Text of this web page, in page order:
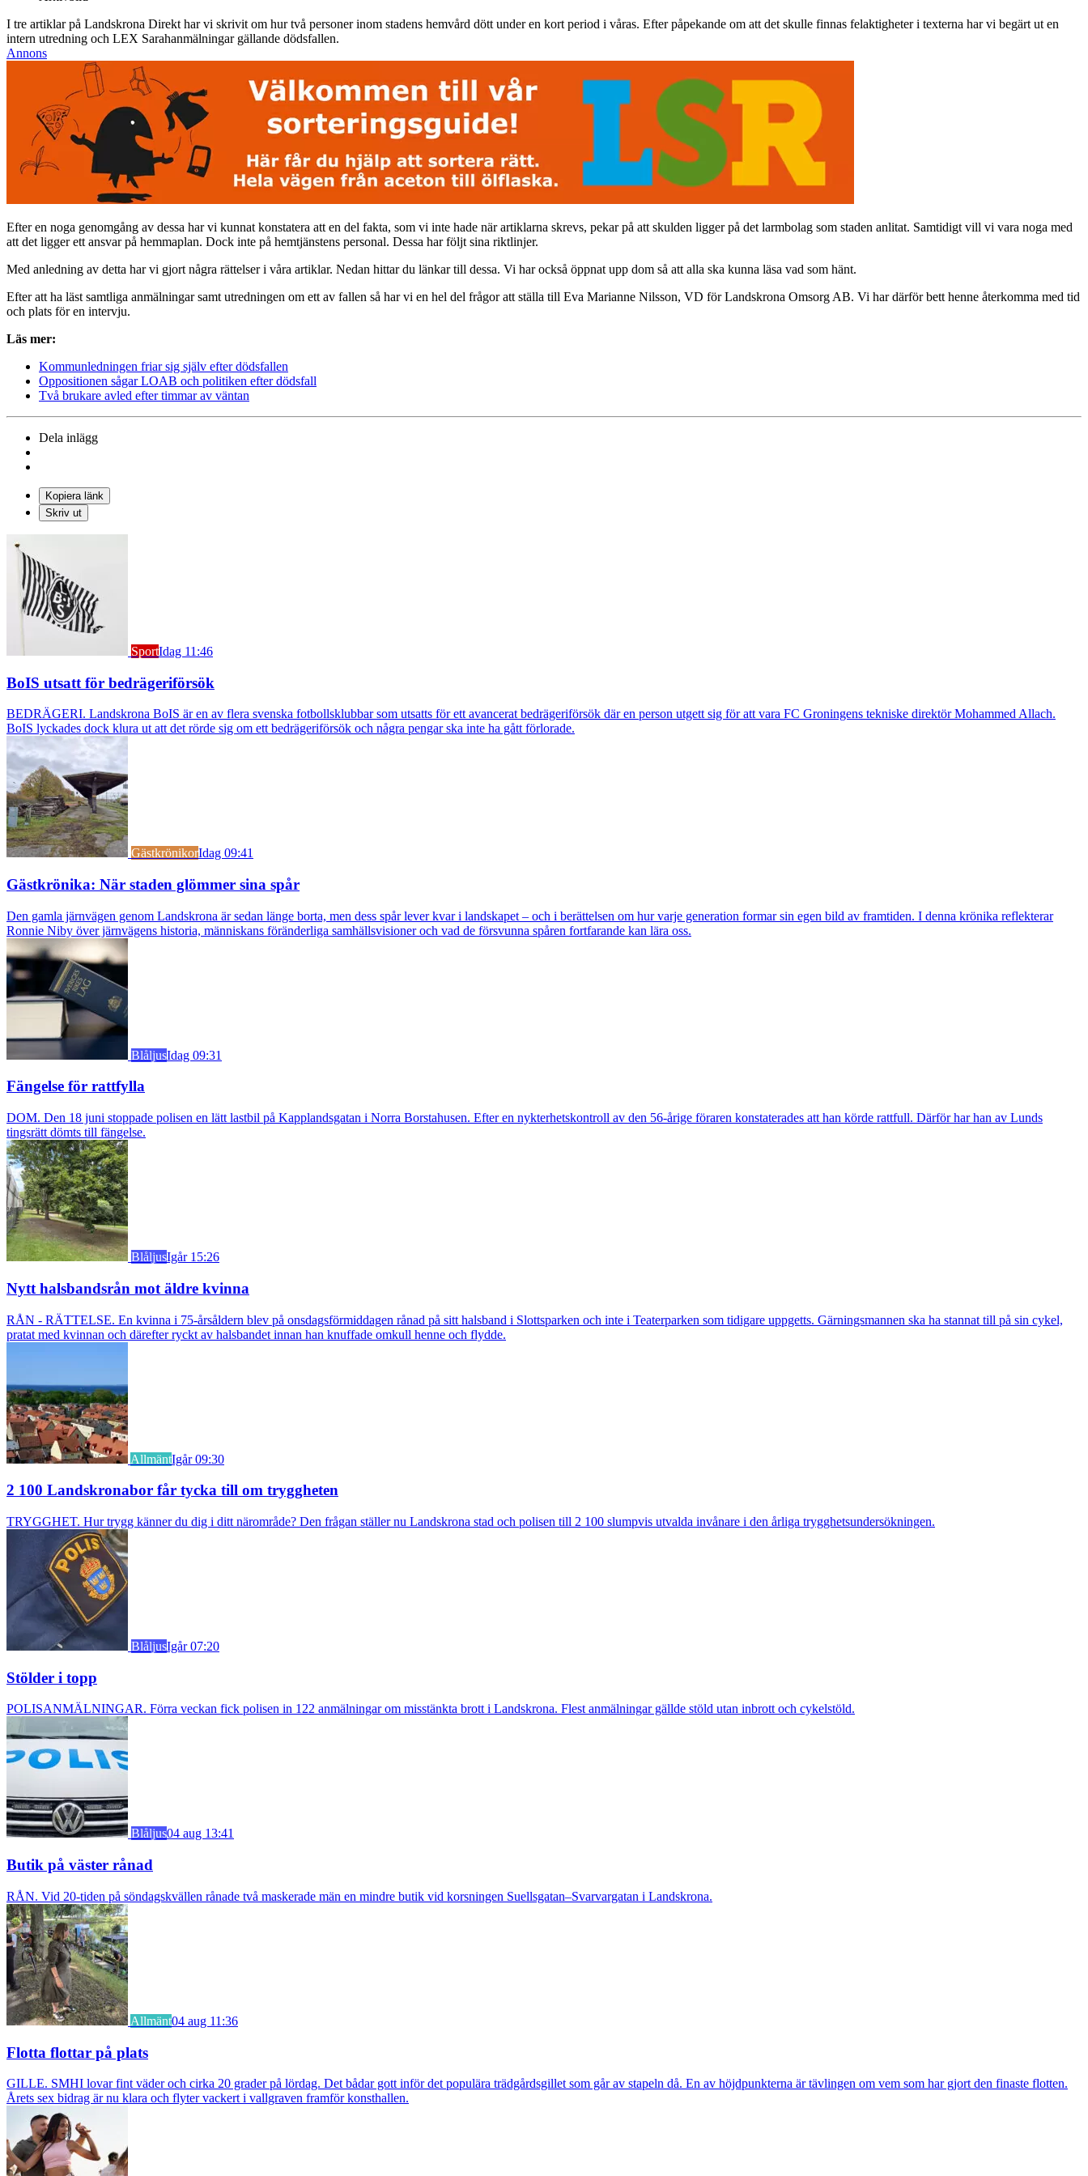
I tre artiklar på Landskrona Direkt har vi skrivit om hur två personer inom stadens hemvård dött under en kort period i våras. Efter påpekande om att det skulle finnas felaktigheter i texterna har vi begärt ut en
intern utredning och LEX Sarahanmälningar gällande dödsfallen.
Annons
Efter en noga genomgång av dessa har vi kunnat konstatera att en del fakta, som vi inte hade när artiklarna skrevs, pekar på att skulden ligger på det larmbolag som staden anlitat. Samtidigt vill vi vara noga med
att det ligger ett ansvar på hemmaplan. Dock inte på hemtjänstens personal. Dessa har följt sina riktlinjer.
Med anledning av detta har vi gjort några rättelser i våra artiklar. Nedan hittar du länkar till dessa. Vi har också öppnat upp dom så att alla ska kunna läsa vad som hänt.
Efter att ha läst samtliga anmälningar samt utredningen om ett av fallen så har vi en hel del frågor att ställa till Eva Marianne Nilsson, VD för Landskrona Omsorg AB. Vi har därför bett henne återkomma med tid
och plats för en intervju.
Läs mer:
Kommunledningen friar sig själv efter dödsfallen
Oppositionen sågar LOAB och politiken efter dödsfall
Två brukare avled efter timmar av väntan
Dela inlägg
Kopiera länk
Skriv ut
SportIdag 11:46
BoIS utsatt för bedrägeriförsök
BEDRÄGERI. Landskrona BoIS är en av flera svenska fotbollsklubbar som utsatts för ett avancerat bedrägeriförsök där en person utgett sig för att vara FC Groningens tekniske direktör Mohammed Allach.
BoIS lyckades dock klura ut att det rörde sig om ett bedrägeriförsök och några pengar ska inte ha gått förlorade.
GästkrönikorIdag 09:41
Gästkrönika: När staden glömmer sina spår
Den gamla järnvägen genom Landskrona är sedan länge borta, men dess spår lever kvar i landskapet – och i berättelsen om hur varje generation formar sin egen bild av framtiden. I denna krönika reflekterar
Ronnie Niby över järnvägens historia, människans föränderliga samhällsvisioner och vad de försvunna spåren fortfarande kan lära oss.
BlåljusIdag 09:31
Fängelse för rattfylla
DOM. Den 18 juni stoppade polisen en lätt lastbil på Kapplandsgatan i Norra Borstahusen. Efter en nykterhetskontroll av den 56-årige föraren konstaterades att han körde rattfull. Därför har han av Lunds
tingsrätt dömts till fängelse.
BlåljusIgår 15:26
Nytt halsbandsrån mot äldre kvinna
RÅN - RÄTTELSE. En kvinna i 75-årsåldern blev på onsdagsförmiddagen rånad på sitt halsband i Slottsparken och inte i Teaterparken som tidigare uppgetts. Gärningsmannen ska ha stannat till på sin cykel,
pratat med kvinnan och därefter ryckt av halsbandet innan han knuffade omkull henne och flydde.
AllmäntIgår 09:30
2 100 Landskronabor får tycka till om tryggheten
TRYGGHET. Hur trygg känner du dig i ditt närområde? Den frågan ställer nu Landskrona stad och polisen till 2 100 slumpvis utvalda invånare i den årliga trygghetsundersökningen.
BlåljusIgår 07:20
Stölder i topp
POLISANMÄLNINGAR. Förra veckan fick polisen in 122 anmälningar om misstänkta brott i Landskrona. Flest anmälningar gällde stöld utan inbrott och cykelstöld.
Blåljus04 aug 13:41
Butik på väster rånad
RÅN. Vid 20-tiden på söndagskvällen rånade två maskerade män en mindre butik vid korsningen Suellsgatan–Svarvargatan i Landskrona.
Allmänt04 aug 11:36
Flotta flottar på plats
GILLE. SMHI lovar fint väder och cirka 20 grader på lördag. Det bådar gott inför det populära trädgårdsgillet som går av stapeln då. En av höjdpunkterna är tävlingen om vem som har gjort den finaste flotten.
Årets sex bidrag är nu klara och flyter vackert i vallgraven framför konsthallen.